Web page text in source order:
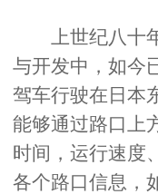
上世纪八十年
与开发中，如今
驾车行驶在日本
能够通过路口上
时间，运行速度
各个路口信息，